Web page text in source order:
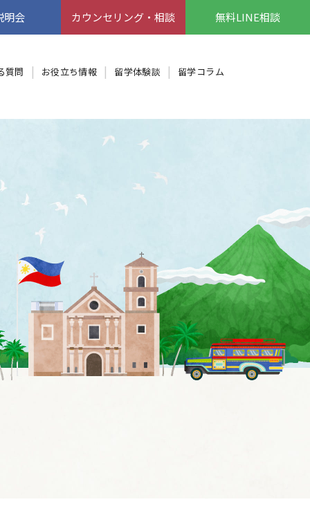
明会 カウンセリング・相談 無料LINE相談
質問 お役立ち情報 留学体験談 留学コラム